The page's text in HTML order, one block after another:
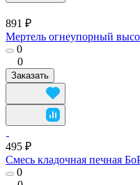
891 ₽
Мертель огнеупорный
0
0
Заказать
495 ₽
Смесь кладочная печная
0